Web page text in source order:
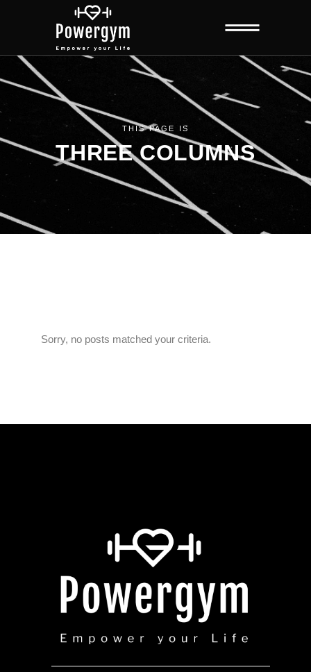
THIS PAGE IS
THREE COLUMNS
Sorry, no posts matched your criteria.